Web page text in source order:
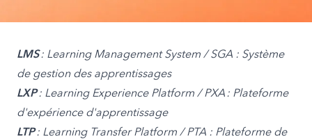
LMS: Learning Management System / SGA : Système
de gestion des apprentissages
LXP: Learning Experience Platform / PXA : Plateforme
d'expérience d'apprentissage
LTP: Learning Transfer Platform / PTA : Plateforme de